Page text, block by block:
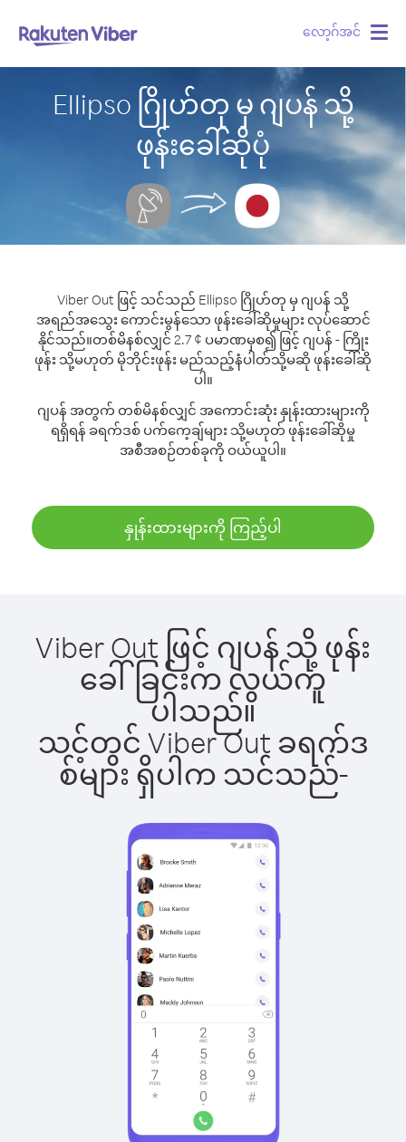
လော့ဂ်အင်
Ellipso ဂြိုဟ်တု မှ ဂျပန် သို့
ဖုန်းခေါ်ဆိုပုံ
Viber Out ဖြင့် သင်သည် Ellipso ဂြိုဟ်တု မှ ဂျပန် သို့
အရည်အသွေး ကောင်းမွန်သော ဖုန်းခေါ်ဆိုမှုများ လုပ်ဆောင်
နိုင်သည်။တစ်မိနစ်လျှင် 2.7 ¢ ပမာဏမှစ၍ ဖြင့် ဂျပန် - ကြိုး
ဖုန်း သို့မဟုတ် မိုဘိုင်းဖုန်း မည်သည့်နံပါတ်သို့မဆို ဖုန်းခေါ်ဆို
ပါ။
ဂျပန် အတွက် တစ်မိနစ်လျှင် အကောင်းဆုံး နှုန်းထားများကို
ရရှိရန် ခရက်ဒစ် ပက်ကေ့ချ်များ သို့မဟုတ် ဖုန်းခေါ်ဆိုမှု
အစီအစဉ်တစ်ခုကို ဝယ်ယူပါ။
နှုန်းထားများကို ကြည့်ပါ
Viber Out ဖြင့် ဂျပန် သို့ ဖုန်း
ခေါ်ခြင်းက လွယ်ကူ
ပါသည်။
သင့်တွင် Viber Out ခရက်ဒ
စ်များ ရှိပါက သင်သည်-